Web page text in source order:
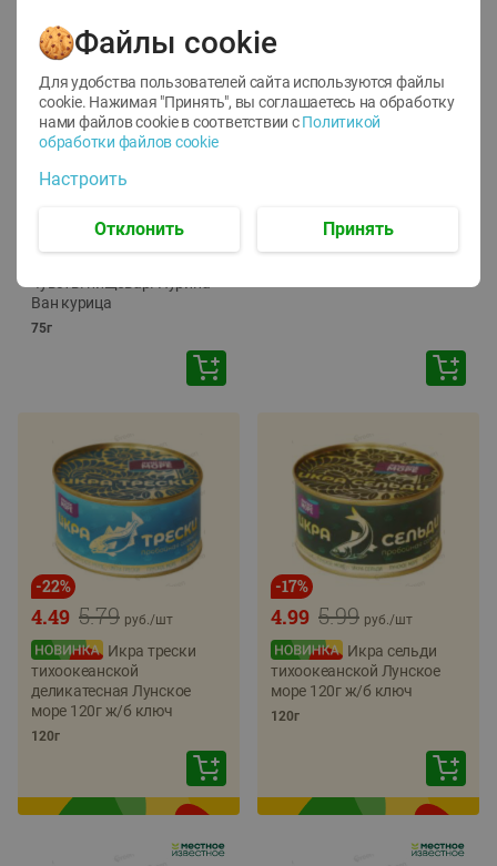
- 12
руб./шт
Ван курица
75г
ТОФУ Vegetus ТВЕРДЫЙ
-22%
5.79
4.49 руб./шт
Икра трески
тихоокеанской
деликатесная Лунское
море 120г ж/б ключ
120г
-17%
5.99
4.99 руб./шт
Икра сельди
тихоокеанской Лунское
море 120г ж/б ключ
120г
Файлы cookie
Для удобства пользователей сайта используются файлы
cookie. Нажимая "Принять", вы соглашаетесь на обработку
нами файлов cookie в соответствии с Политикой
обработки файлов cookie
Настроить
Отклонить Принять